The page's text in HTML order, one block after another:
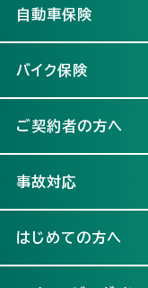
自動車保険
バイク保険
ご契約者の方へ
事故対応
はじめての方へ